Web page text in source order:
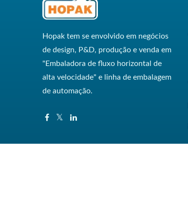
Hopak tem se envolvido em negócios
de design, P&D, produção e venda em
"Embaladora de fluxo horizontal de
alta velocidade" e linha de embalagem
de automação.